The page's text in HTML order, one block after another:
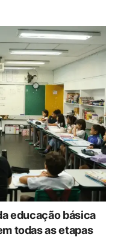
educação básica
todas as etapas